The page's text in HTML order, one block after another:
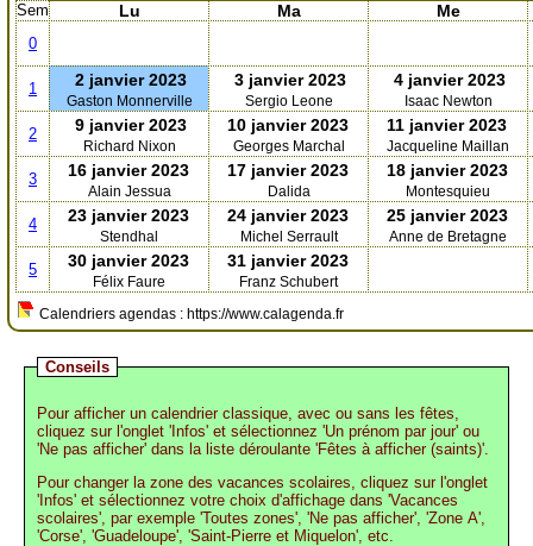
Sem Lu Ma Me
0
1 2 janvier 2023
Gaston Monnerville
3 janvier 2023
Sergio Leone
4 janvier 2023
Isaac Newton
2 9 janvier 2023
Richard Nixon
10 janvier 2023
Georges Marchal
11 janvier 2023
Jacqueline Maillan
3 16 janvier 2023
Alain Jessua
17 janvier 2023
Dalida
18 janvier 2023
Montesquieu
4 23 janvier 2023
Stendhal
24 janvier 2023
Michel Serrault
25 janvier 2023
Anne de Bretagne
5 30 janvier 2023
Félix Faure
31 janvier 2023
Franz Schubert
Calendriers agendas : https://www.calagenda.fr
Conseils
Pour afficher un calendrier classique, avec ou sans les fêtes,
cliquez sur l'onglet 'Infos' et sélectionnez 'Un prénom par jour' ou
'Ne pas afficher' dans la liste déroulante 'Fêtes à afficher (saints)'.
Pour changer la zone des vacances scolaires, cliquez sur l'onglet
'Infos' et sélectionnez votre choix d'affichage dans 'Vacances
scolaires', par exemple 'Toutes zones', 'Ne pas afficher', 'Zone A',
'Corse', 'Guadeloupe', 'Saint-Pierre et Miquelon', etc.